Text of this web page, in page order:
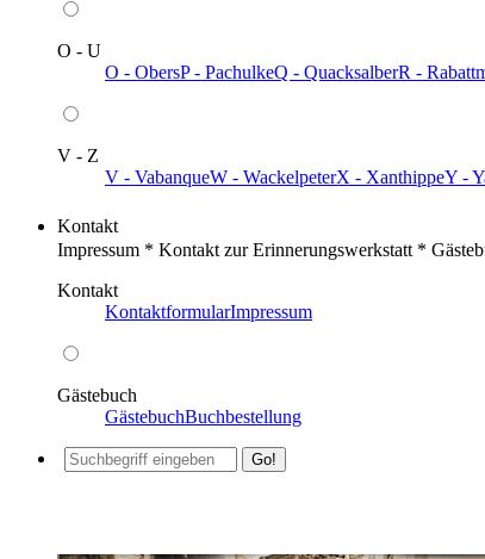
O - U
O - ObersP - PachulkeQ - QuacksalberR -
V - Z
V - VabanqueW - WackelpeterX - XanthippeY -
Kontakt
Impressum * Kontakt zur Erinnerungswerkstatt *
Kontakt
KontaktformularImpressum
Gästebuch
GästebuchBuchbestellung